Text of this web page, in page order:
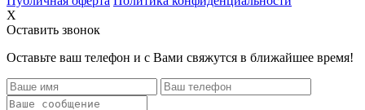
X
Оставить звонок
Оставьте ваш телефон и с Вами свяжутся в ближайшее время!